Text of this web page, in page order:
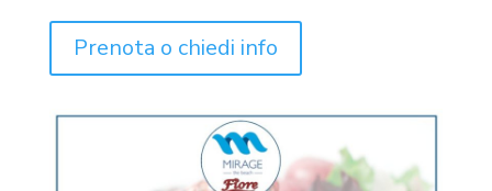
Prenota o chiedi info